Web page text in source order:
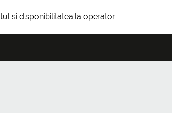
si disponibilitatea la operator